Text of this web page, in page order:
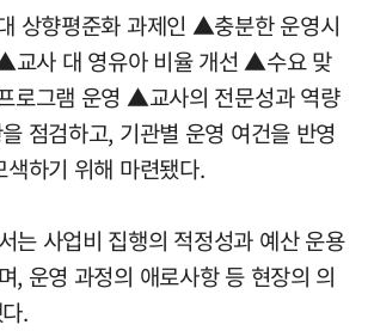
상향평준화 과제인 ▲충분한 운영시
교사 대 영유아 비율 개선 ▲수요 맞
로그램 운영 ▲교사의 전문성과 역량
점검하고, 기관별 운영 여건을 반영
하기 위해 마련됐다.
는 사업비 집행의 적정성과 예산 운용
, 운영 과정의 애로사항 등 현장의 의
.